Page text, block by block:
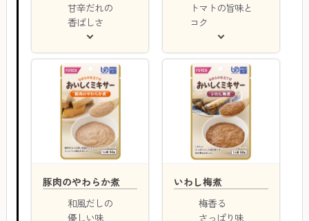
甘辛だれの
香ばしさ
トマトの旨味と
コク
豚肉のやわらか煮
和風だしの
優しい味
いわし梅煮
梅香る
さっぱり味